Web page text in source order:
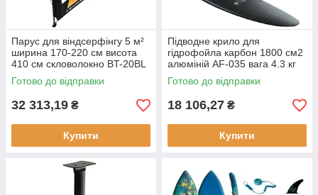
Парус для віндсерфінгу 5 м²
ширина 170-220 см висота
410 см скловолокно BT-20BL
4 секції матеріал Dacron
Готово до відправки
32 313,19 ₴
Купити
Підводне крило для
гідрофойла карбон 1800 см2
алюміній AF-035 вага 4.3 кг
призначення: гідрофойл для
кайта
Готово до відправки
18 106,27 ₴
Купити